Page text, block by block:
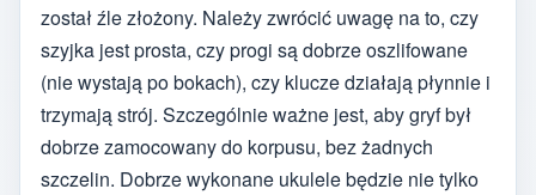
został źle złożony. Należy zwrócić uwagę na to, czy
szyjka jest prosta, czy progi są dobrze oszlifowane
(nie wystają po bokach), czy klucze działają płynnie i
trzymają strój. Szczególnie ważne jest, aby gryf był
dobrze zamocowany do korpusu, bez żadnych
szczelin. Dobrze wykonane ukulele będzie nie tylko